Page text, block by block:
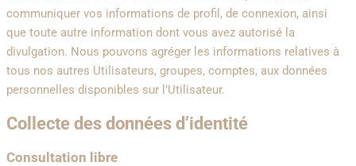
communiquer vos informations de profil, de connexion, ainsi
que toute autre information dont vous avez autorisé la
divulgation. Nous pouvons agréger les informations relatives à
tous nos autres Utilisateurs, groupes, comptes, aux données
personnelles disponibles sur l’Utilisateur.
Collecte des données d’identité
Consultation libre